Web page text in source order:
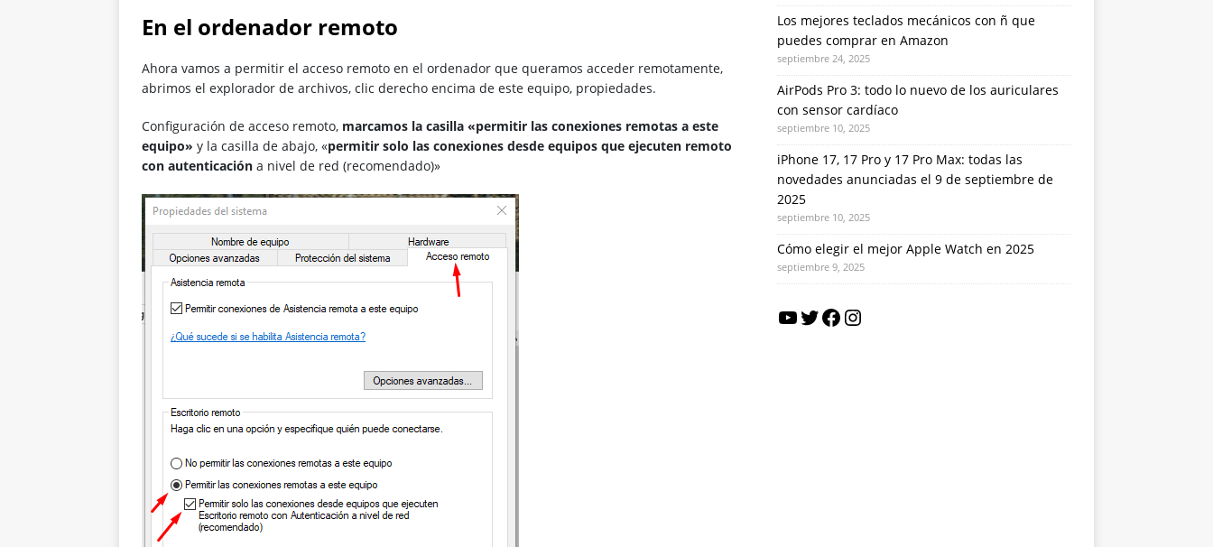
En el ordenador remoto
Ahora vamos a permitir el acceso remoto en el ordenador que queramos acceder remotamente,
abrimos el explorador de archivos, clic derecho encima de este equipo, propiedades.
Configuración de acceso remoto, marcamos la casilla «permitir las conexiones remotas a este
equipo» y la casilla de abajo, «permitir solo las conexiones desde equipos que ejecuten remoto
con autenticación a nivel de red (recomendado)»
Los mejores teclados mecánicos con ñ que
puedes comprar en Amazon
septiembre 24, 2025
AirPods Pro 3: todo lo nuevo de los auriculares
con sensor cardíaco
septiembre 10, 2025
iPhone 17, 17 Pro y 17 Pro Max: todas las
novedades anunciadas el 9 de septiembre de
2025
septiembre 10, 2025
Cómo elegir el mejor Apple Watch en 2025
septiembre 9, 2025